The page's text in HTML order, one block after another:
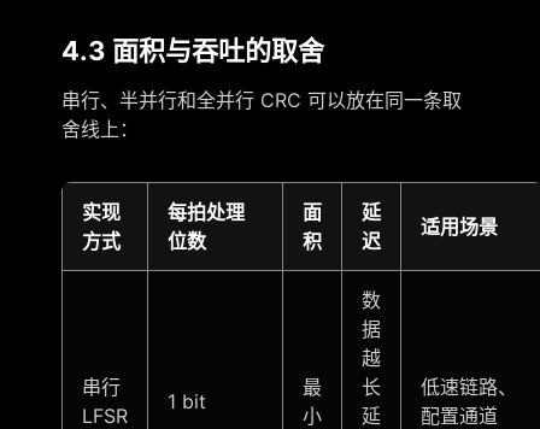
4.3 面积与吞吐的取舍
串行、半并行和全并行 CRC 可以放在同一条取
舍线上：
实现
方式
每拍处理
位数
面
积
延
迟
适用场景
串行
LFSR
1 bit
最
小
数
据
越
长
延
低速链路、
配置通道